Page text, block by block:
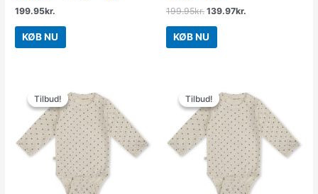
199.95kr.
KØB NU
199.95kr. 139.97kr.
KØB NU
Tilbud!
Tilbud!
oprindelige
pris
var:
199.95kr..
aktuelle
pris
er:
119.97kr..
Tilbud!
Tilbud!
oprindelige
pris
var:
199.95kr..
aktuelle
pris
er:
119.97kr..